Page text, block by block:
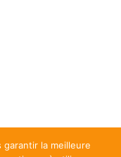
la meilleure